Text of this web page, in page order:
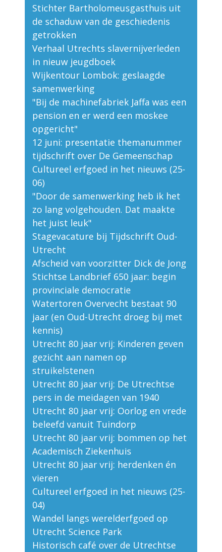
Stichter Bartholomeusgasthuis uit
de schaduw van de geschiedenis
getrokken
Verhaal Utrechts slavernijverleden
in nieuw jeugdboek
Wijkentour Lombok: geslaagde
samenwerking
"Bij de machinefabriek Jaffa was een
pension en er werd een moskee
opgericht"
12 juni: presentatie themanummer
tijdschrift over De Gemeenschap
Cultureel erfgoed in het nieuws (25-
06)
"Door de samenwerking heb ik het
zo lang volgehouden. Dat maakte
het juist leuk"
Stagevacature bij Tijdschrift Oud-
Utrecht
Afscheid van voorzitter Dick de Jong
Stichtse Landbrief 650 jaar: begin
provinciale democratie
Watertoren Overvecht bestaat 90
jaar (en Oud-Utrecht droeg bij met
kennis)
Utrecht 80 jaar vrij: Kinderen geven
gezicht aan namen op
struikelstenen
Utrecht 80 jaar vrij: De Utrechtse
pers in de meidagen van 1940
Utrecht 80 jaar vrij: Oorlog en vrede
beleefd vanuit Tuindorp
Utrecht 80 jaar vrij: bommen op het
Academisch Ziekenhuis
Utrecht 80 jaar vrij: herdenken én
vieren
Cultureel erfgoed in het nieuws (25-
04)
Wandel langs werelderfgoed op
Utrecht Science Park
Historisch café over de Utrechtse